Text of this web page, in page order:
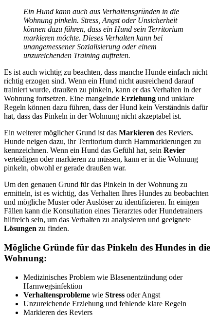
Ein Hund kann auch aus Verhaltensgründen in die
Wohnung pinkeln. Stress, Angst oder Unsicherheit
können dazu führen, dass ein Hund sein Territorium
markieren möchte. Dieses Verhalten kann bei
unangemessener Sozialisierung oder einem
unzureichenden Training auftreten.
Es ist auch wichtig zu beachten, dass manche Hunde einfach nicht
richtig erzogen sind. Wenn ein Hund nicht ausreichend darauf
trainiert wurde, draußen zu pinkeln, kann er das Verhalten in der
Wohnung fortsetzen. Eine mangelnde Erziehung und unklare
Regeln können dazu führen, dass der Hund kein Verständnis dafür
hat, dass das Pinkeln in der Wohnung nicht akzeptabel ist.
Ein weiterer möglicher Grund ist das Markieren des Reviers.
Hunde neigen dazu, ihr Territorium durch Harnmarkierungen zu
kennzeichnen. Wenn ein Hund das Gefühl hat, sein Revier
verteidigen oder markieren zu müssen, kann er in die Wohnung
pinkeln, obwohl er gerade draußen war.
Um den genauen Grund für das Pinkeln in der Wohnung zu
ermitteln, ist es wichtig, das Verhalten Ihres Hundes zu beobachten
und mögliche Muster oder Auslöser zu identifizieren. In einigen
Fällen kann die Konsultation eines Tierarztes oder Hundetrainers
hilfreich sein, um das Verhalten zu analysieren und geeignete
Lösungen zu finden.
Mögliche Gründe für das Pinkeln des Hundes in die
Wohnung:
Medizinisches Problem wie Blasenentzündung oder
Harnwegsinfektion
Verhaltensprobleme wie Stress oder Angst
Unzureichende Erziehung und fehlende klare Regeln
Markieren des Reviers